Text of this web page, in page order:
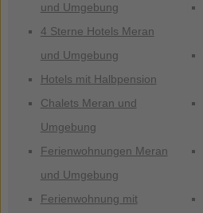
und Umgebung
4 Sterne Hotels Meran
und Umgebung
Hotels mit Halbpension
Chalets Meran und
Umgebung
Ferienwohnungen Meran
und Umgebung
Ferienwohnung mit